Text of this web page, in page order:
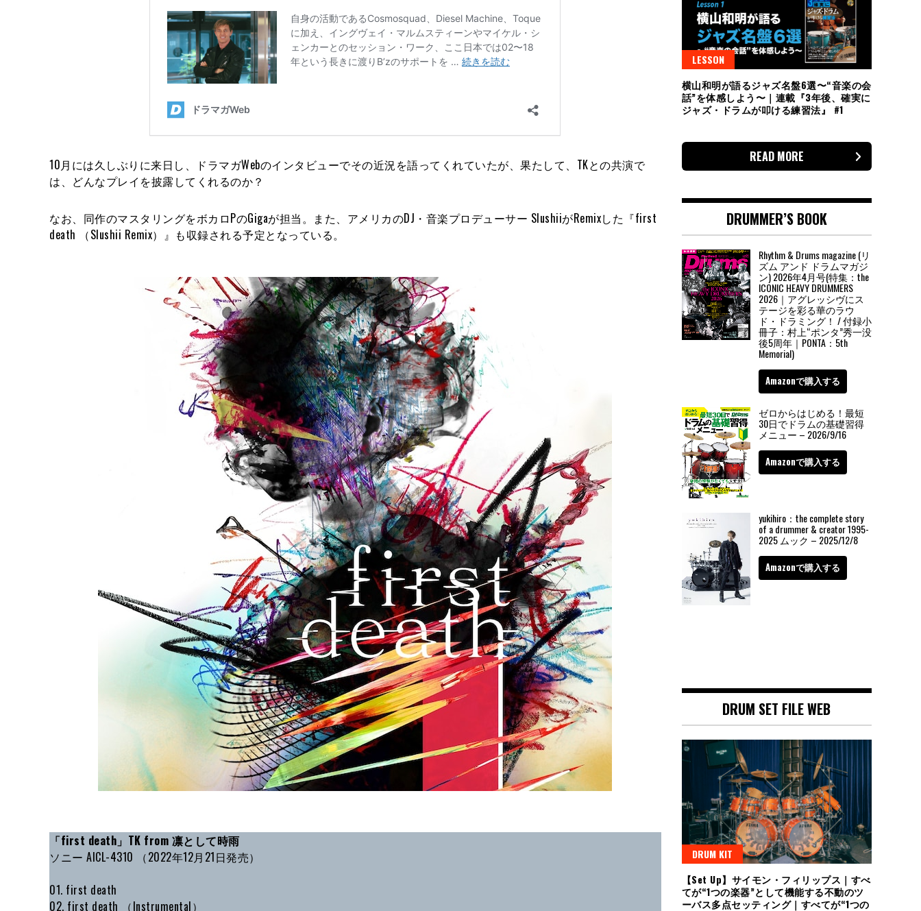
10月には久しぶりに来日し、ドラマガWebのインタビューでその近況を語ってくれていたが、果たして、TKとの共演で
は、どんなプレイを披露してくれるのか？
なお、同作のマスタリングをボカロPのGigaが担当。また、アメリカのDJ・音楽プロデューサー SlushiiがRemixした『first
death （Slushii Remix）』も収録される予定となっている。
「first death」TK from 凛として時雨
ソニー AICL-4310 （2022年12月21日発売）
01. first death
02. first death （Instrumental）
LESSON
横山和明が語るジャズ名盤6選〜“音楽の会
話”を体感しよう〜｜連載『3年後、確実に
ジャズ・ドラムが叩ける練習法』 #1
READ MORE
DRUMMER’S BOOK
Rhythm & Drums magazine (リ
ズム アンド ドラムマガジ
ン) 2026年4月号(特集：the
ICONIC HEAVY DRUMMERS
2026｜アグレッシヴにス
テージを彩る華のラウ
ド・ドラミング！ / 付録小
冊子：村上“ポンタ”秀一没
後5周年｜PONTA：5th
Memorial)
Amazonで購入する
ゼロからはじめる！最短
30日でドラムの基礎習得
メニュー – 2026/9/16
Amazonで購入する
yukihiro：the complete story
of a drummer & creator 1995-
2025 ムック – 2025/12/8
Amazonで購入する
DRUM SET FILE WEB
DRUM KIT
【Set Up】サイモン・フィリップス｜すべ
てが“1つの楽器”として機能する不動のツ
ーバス多点セッティング｜すべてが“1つの